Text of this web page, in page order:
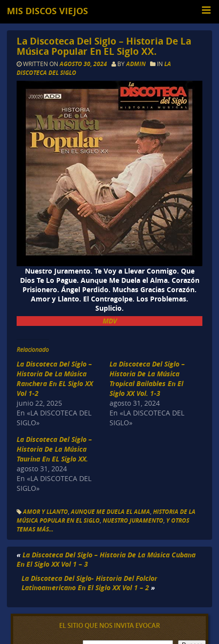
MIS DISCOS VIEJOS
La Discoteca Del Siglo – Historia De La
Música Popular En EL Siglo XX.
WRITTEN ON AGOSTO 30, 2024 BYADMIN IN LA
DISCOTECA DEL SIGLO
Nuestro Juramento. Te Voy a Llevar Conmigo. Que
Dios Te Lo Pague. Aunque Me Duela el Alma. Corazón
Prisionero. Ángel Perdido. Muchas Gracias Corazón.
Amor y Llanto. El Contragolpe. Los Problemas.
Suplicio.
MDV
Relacionado
La Discoteca Del Siglo –
Historia De La Música
Ranchera En EL Siglo XX
Vol 1-2
junio 22, 2025
En «LA DISCOTECA DEL
SIGLO»
La Discoteca Del Siglo –
Historia De La Música
Tropical Bailables En El
Siglo XX Vol. 1-3
agosto 31, 2024
En «LA DISCOTECA DEL
SIGLO»
La Discoteca Del Siglo –
Historia De La Música
Taurina En EL Siglo XX.
agosto 31, 2024
En «LA DISCOTECA DEL
SIGLO»
AMOR Y LLANTO, AUNQUE ME DUELA EL ALMA HISTORIA DE LA
MÚSICA POPULAR EN EL SIGLO, NUESTRO JURAMENTO, Y OTROS
TEMAS MÁS...
« La Discoteca Del Siglo – Historia De La Música Cubana
En El Siglo XX Vol 1 – 3
La Discoteca Del Siglo- Historia Del Folclor
Latinoamericano En El Siglo XX Vol 1 – 2 »
EL SITIO QUE NOS INVITA EVOCAR